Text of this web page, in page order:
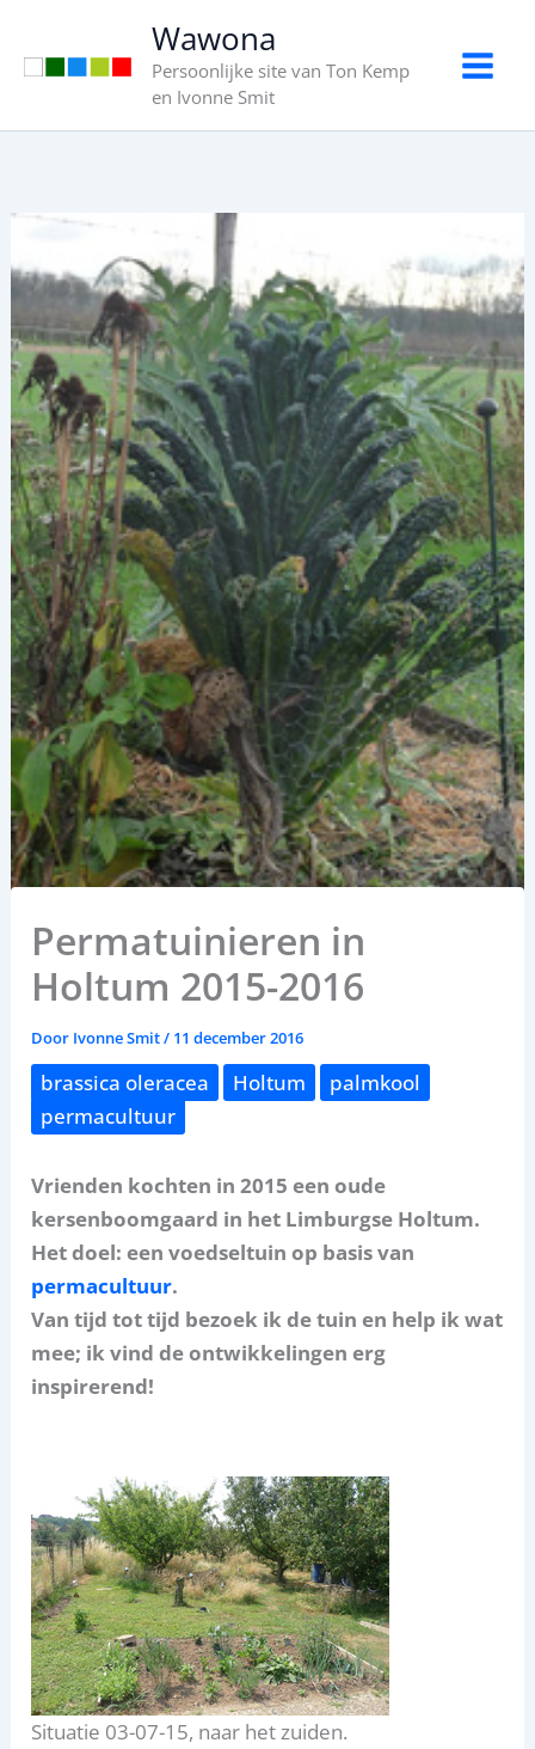
Wawona
Persoonlijke site van Ton Kemp
en Ivonne Smit
Permatuinieren in
Holtum 2015-2016
Door Ivonne Smit/ 11 december 2016
brassica oleracea Holtum
palmkool
permacultuur
Vrienden kochten in 2015 een oude
kersenboomgaard in het Limburgse Holtum.
Het doel: een voedseltuin op basis van
permacultuur.
Van tijd tot tijd bezoek ik de tuin en help ik wat
mee; ik vind de ontwikkelingen erg
inspirerend!
Situatie 03-07-15, naar het zuiden.